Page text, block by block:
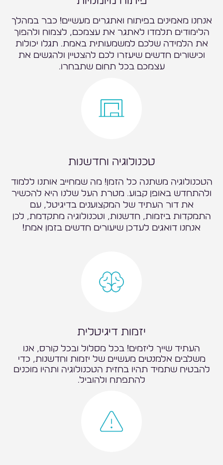
אנחנו מאמינים בפיתוח ואתגרים מעשיים! כבר במהלך
הלימודים תלמדו לאתגר את עצמכם, לצמוח ולהפוך
את הלמידה שלכם למשמעותית באמת. תגלו יכולות
וכישורים חדשים שיעזרו לכם להצטיין ולהגשים את
עצמכם בכל תחום שתבחרו.
טכנולוגיה וחדשנות
הטכנולוגיה משתנה כל הזמן! מה שמחייב אותנו ללמוד
ולהתחדש באופן קבוע. מטרת העל שלנו היא להכשיר
את דור העתיד של המקצוענים בדיגיטל, עם
התמקדות ביזמות, חדשנות, וטכנולוגיה מתקדמת, לכן
אנחנו דואגים לעדכן שיעורים חדשים בזמן אמת!
יזמות דיגיטלית
העתיד שייך ליזמים! בכל מסלול ובכל קורס, אנו
משלבים אלמנטים מעשיים של יזמות וחדשנות, כדי
להבטיח שתמיד תהיו בחזית הטכנולוגיה ותהיו מוכנים
להתפתח ולהוביל.